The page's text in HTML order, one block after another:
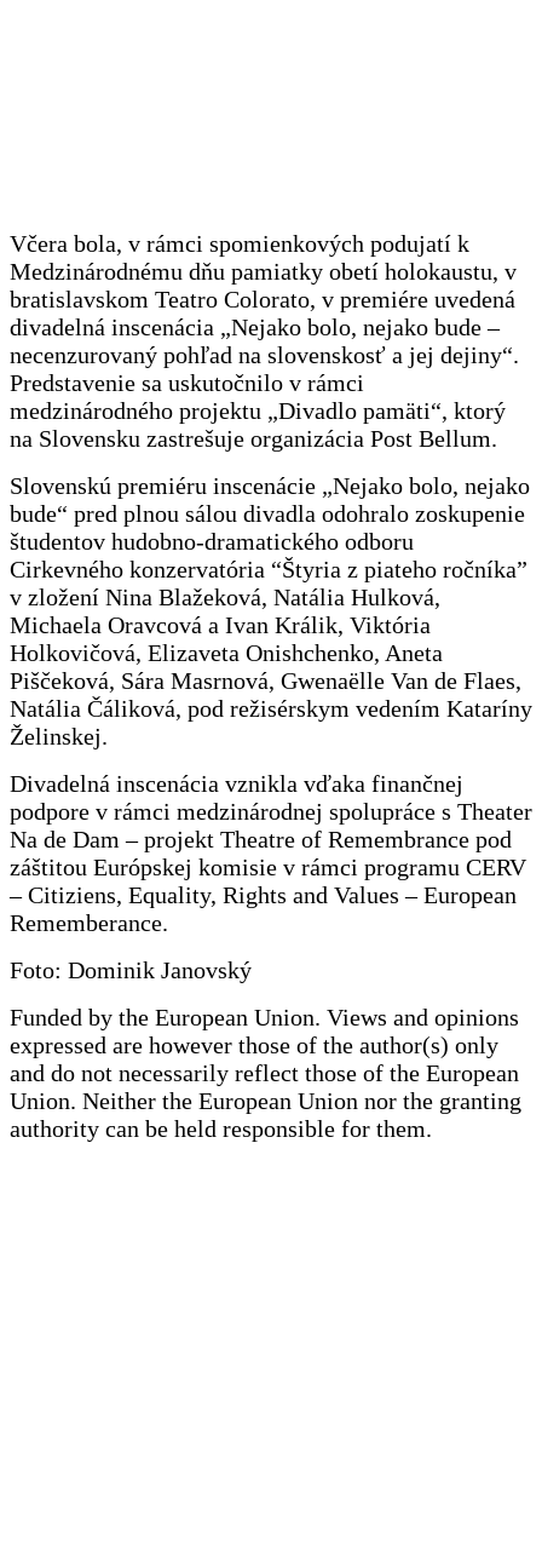
Včera bola, v rámci spomienkových podujatí k
Medzinárodnému dňu pamiatky obetí holokaustu, v
bratislavskom Teatro Colorato, v premiére uvedená
divadelná inscenácia „Nejako bolo, nejako bude –
necenzurovaný pohľad na slovenskosť a jej dejiny“.
Predstavenie sa uskutočnilo v rámci
medzinárodného projektu „Divadlo pamäti“, ktorý
na Slovensku zastrešuje organizácia Post Bellum.
Slovenskú premiéru inscenácie „Nejako bolo, nejako
bude“ pred plnou sálou divadla odohralo zoskupenie
študentov hudobno-dramatického odboru
Cirkevného konzervatória “Štyria z piateho ročníka”
v zložení Nina Blažeková, Natália Hulková,
Michaela Oravcová a Ivan Králik, Viktória
Holkovičová, Elizaveta Onishchenko, Aneta
Piščeková, Sára Masrnová, Gwenaëlle Van de Flaes,
Natália Čáliková, pod režisérskym vedením Kataríny
Želinskej.
Divadelná inscenácia vznikla vďaka finančnej
podpore v rámci medzinárodnej spolupráce s Theater
Na de Dam – projekt Theatre of Remembrance pod
záštitou Európskej komisie v rámci programu CERV
– Citiziens, Equality, Rights and Values – European
Rememberance.
Foto: Dominik Janovský
Funded by the European Union. Views and opinions
expressed are however those of the author(s) only
and do not necessarily reflect those of the European
Union. Neither the European Union nor the granting
authority can be held responsible for them.